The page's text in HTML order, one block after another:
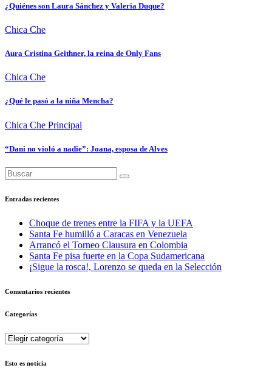
¿Quiénes son Laura Sánchez y Valeria Duque?
Chica Che
Aura Cristina Geithner, la reina de Only Fans
Chica Che
¿Qué le pasó a la niña Mencha?
Chica Che Principal
“Dani no violó a nadie”: Joana, esposa de Alves
Entradas recientes
Choque de trenes entre la FIFA y la UEFA
Santa Fe humilló a Caracas en Venezuela
Arrancó el Torneo Clausura en Colombia
Santa Fe pisa fuerte en la Copa Sudamericana
¡Sigue la rosca!, Lorenzo se queda en la Selección
Comentarios recientes
Categorías
Categorías
Esto es noticia